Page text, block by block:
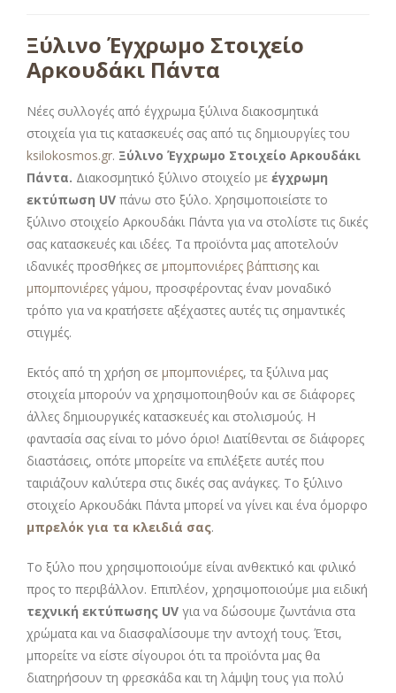
Ξύλινο Έγχρωμο Στοιχείο
Αρκουδάκι Πάντα
Νέες συλλογές από έγχρωμα ξύλινα διακοσμητικά
στοιχεία για τις κατασκευές σας από τις δημιουργίες του
ksilokosmos.gr. Ξύλινο Έγχρωμο Στοιχείο Αρκουδάκι
Πάντα. Διακοσμητικό ξύλινο στοιχείο με έγχρωμη
εκτύπωση UV πάνω στο ξύλο. Χρησιμοποιείστε το
ξύλινο στοιχείο Αρκουδάκι Πάντα για να στολίστε τις δικές
σας κατασκευές και ιδέες. Τα προϊόντα μας αποτελούν
ιδανικές προσθήκες σε μπομπονιέρες βάπτισης και
μπομπονιέρες γάμου, προσφέροντας έναν μοναδικό
τρόπο για να κρατήσετε αξέχαστες αυτές τις σημαντικές
στιγμές.
Εκτός από τη χρήση σε μπομπονιέρες, τα ξύλινα μας
στοιχεία μπορούν να χρησιμοποιηθούν και σε διάφορες
άλλες δημιουργικές κατασκευές και στολισμούς. Η
φαντασία σας είναι το μόνο όριο! Διατίθενται σε διάφορες
διαστάσεις, οπότε μπορείτε να επιλέξετε αυτές που
ταιριάζουν καλύτερα στις δικές σας ανάγκες. Το ξύλινο
στοιχείο Αρκουδάκι Πάντα μπορεί να γίνει και ένα όμορφο
μπρελόκ για τα κλειδιά σας.
Το ξύλο που χρησιμοποιούμε είναι ανθεκτικό και φιλικό
προς το περιβάλλον. Επιπλέον, χρησιμοποιούμε μια ειδική
τεχνική εκτύπωσης UV για να δώσουμε ζωντάνια στα
χρώματα και να διασφαλίσουμε την αντοχή τους. Έτσι,
μπορείτε να είστε σίγουροι ότι τα προϊόντα μας θα
διατηρήσουν τη φρεσκάδα και τη λάμψη τους για πολύ